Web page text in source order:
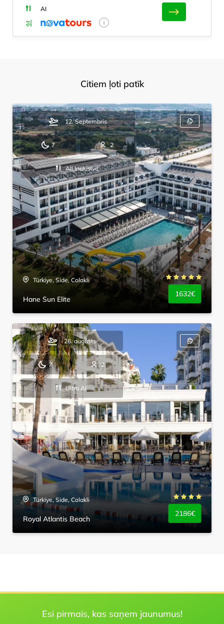
AI
Citiem ļoti patīk
12. Septembris
7 2
All Inclusive
Türkiye, Side, Colakli
Hane Sun Elite
1632€
26. augusts
7 2
Ultra AI
Türkiye, Side, Colakli
Royal Atlantis Beach
2186€
Esi pirmais, kas saņem jaunumus!